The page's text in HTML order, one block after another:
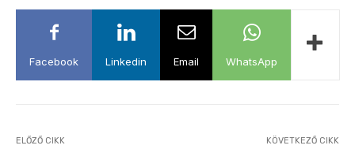
Facebook Linkedin Email WhatsApp
ELŐZŐ CIKK KÖVETKEZŐ CIKK